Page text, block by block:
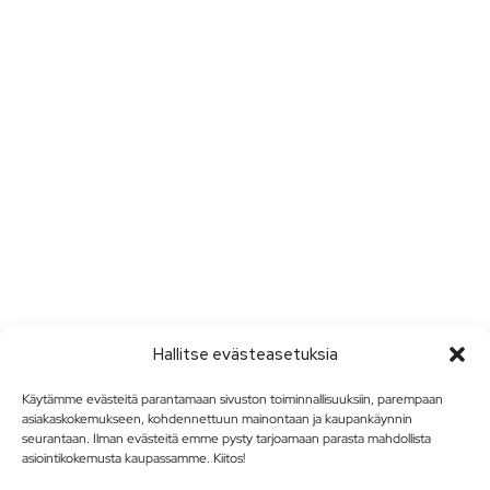
Hallitse evästeasetuksia
Käytämme evästeitä parantamaan sivuston toiminnallisuuksiin, parempaan
asiakaskokemukseen, kohdennettuun mainontaan ja kaupankäynnin
seurantaan. Ilman evästeitä emme pysty tarjoamaan parasta mahdollista
asiointikokemusta kaupassamme. Kiitos!